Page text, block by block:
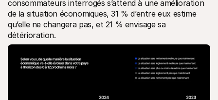
consommateurs interrogés s’attend à une amélioration
de la situation économiques, 31 % d’entre eux estime
qu’elle ne changera pas, et 21 % envisage sa
détérioration.